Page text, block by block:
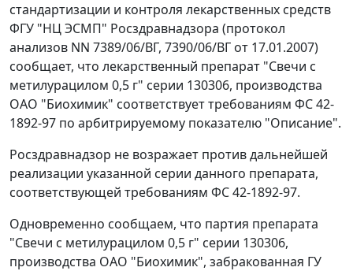
стандартизации и контроля лекарственных средств
ФГУ "НЦ ЭСМП" Росздравнадзора (протокол
анализов NN 7389/06/ВГ, 7390/06/ВГ от 17.01.2007)
сообщает, что лекарственный препарат "Свечи с
метилурацилом 0,5 г" серии 130306, производства
ОАО "Биохимик" соответствует требованиям ФС 42-
1892-97 по арбитрируемому показателю "Описание".
Росздравнадзор не возражает против дальнейшей
реализации указанной серии данного препарата,
соответствующей требованиям ФС 42-1892-97.
Одновременно сообщаем, что партия препарата
"Свечи с метилурацилом 0,5 г" серии 130306,
производства ОАО "Биохимик", забракованная ГУ